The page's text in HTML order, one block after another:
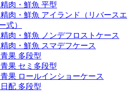
肉・鮮魚 平型
肉・鮮魚 アイランド（リバースエ
式）
肉・鮮魚 ノンデフロストケース
肉・鮮魚 スマデフケース
果 多段型
果 セミ多段型
果 ロールインショーケース
配 多段型